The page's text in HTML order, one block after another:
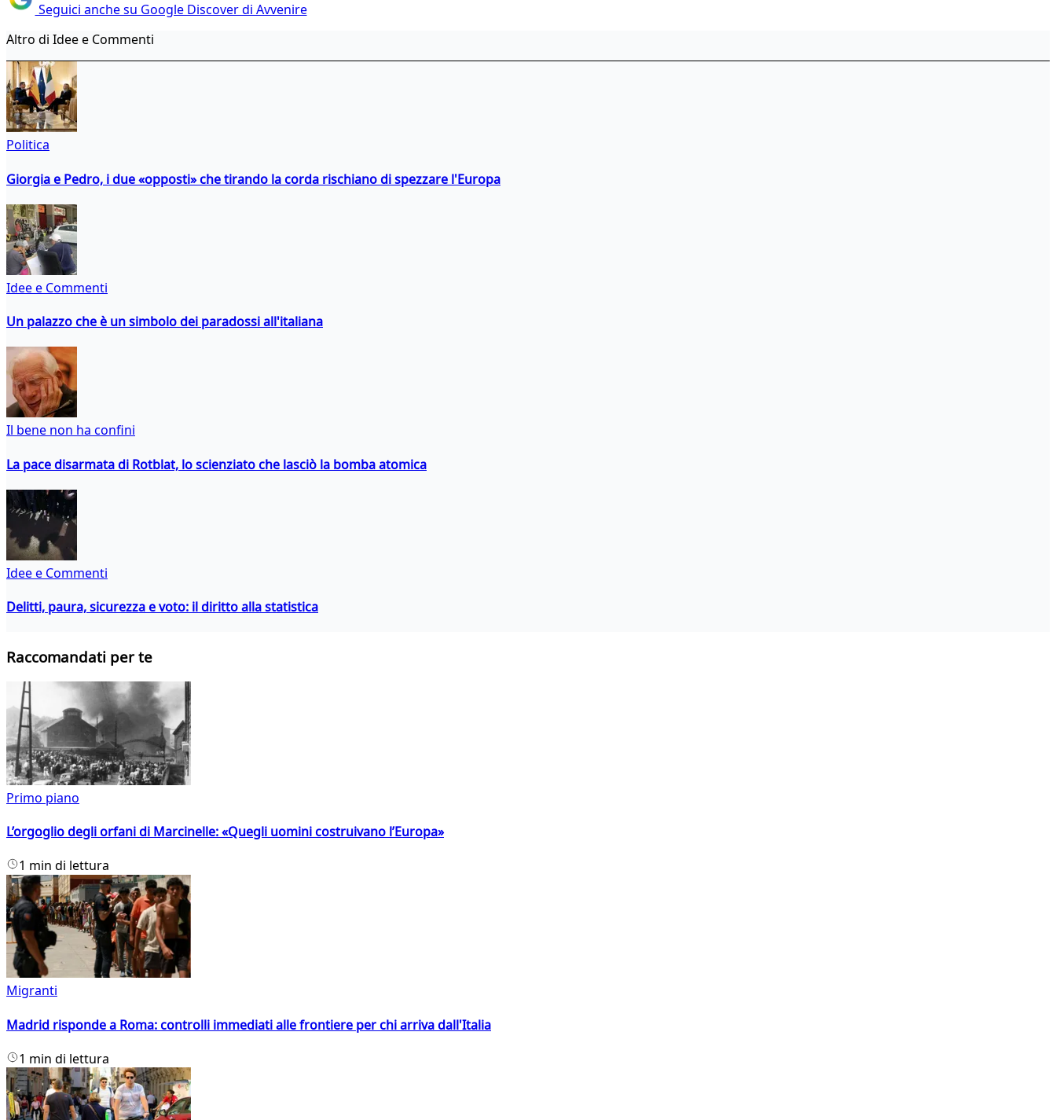
Seguici anche su Google Discover di Avvenire
Altro di Idee e Commenti
Politica
Giorgia e Pedro, i due «opposti» che tirando la corda rischiano di spezzare l'Europa
Idee e Commenti
Un palazzo che è un simbolo dei paradossi all'italiana
Il bene non ha confini
La pace disarmata di Rotblat, lo scienziato che lasciò la bomba atomica
Idee e Commenti
Delitti, paura, sicurezza e voto: il diritto alla statistica
Raccomandati per te
Primo piano
L’orgoglio degli orfani di Marcinelle: «Quegli uomini costruivano l’Europa»
1 min di lettura
Migranti
Madrid risponde a Roma: controlli immediati alle frontiere per chi arriva dall'Italia
1 min di lettura